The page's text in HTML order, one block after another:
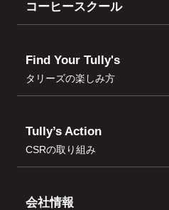
コーヒースクール
Find Your Tully's
タリーズの楽しみ方
Tully’s Action
CSRの取り組み
会社情報